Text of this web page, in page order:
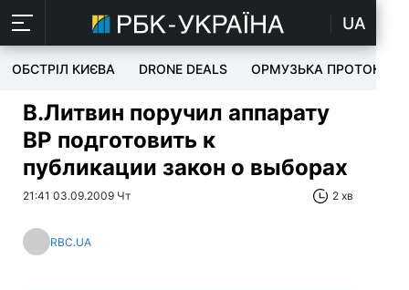
UA
ОБСТРІЛ КИЄВА DRONE DEALS ОРМУЗЬКА ПРОТОКА
В.Литвин поручил аппарату
ВР подготовить к
публикации закон о выборах
21:41 03.09.2009 Чт 2 хв
RBC.UA